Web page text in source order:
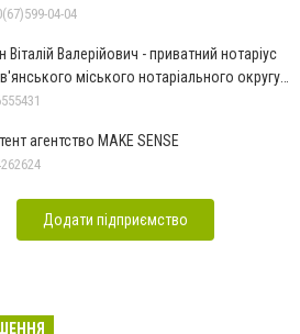
04-04
Віталій Валерійович - приватний нотаріус
міського нотаріального округу
агентство MAKE SENSE
Додати підприємство